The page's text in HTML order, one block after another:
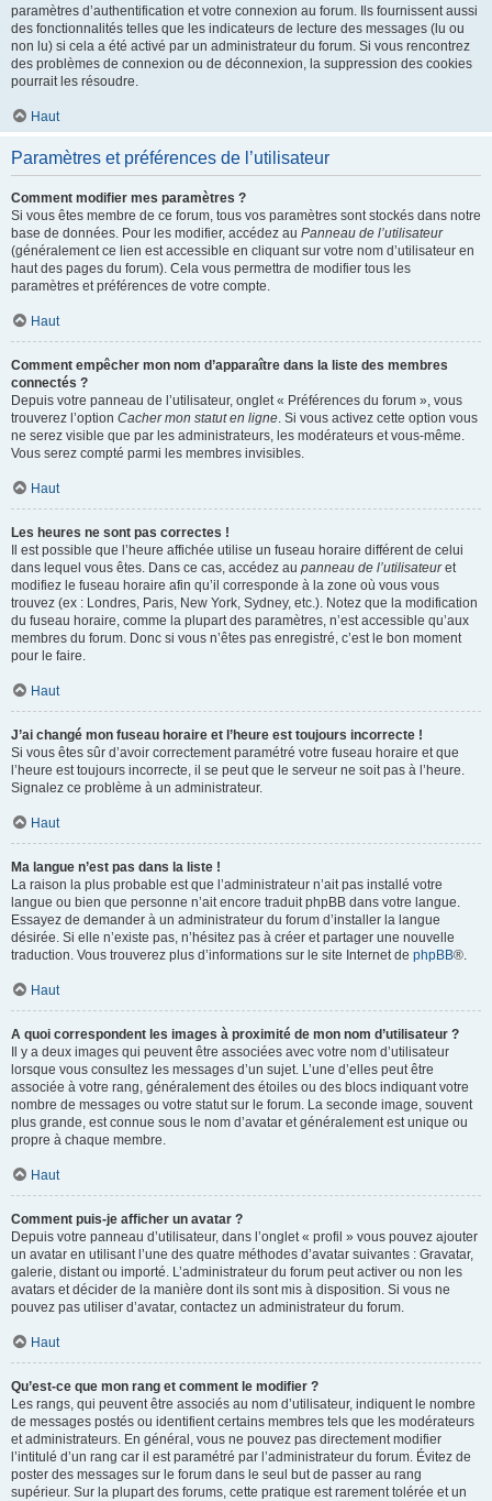
paramètres d’authentification et votre connexion au forum. Ils fournissent aussi
des fonctionnalités telles que les indicateurs de lecture des messages (lu ou
non lu) si cela a été activé par un administrateur du forum. Si vous rencontrez
des problèmes de connexion ou de déconnexion, la suppression des cookies
pourrait les résoudre.
Haut
Paramètres et préférences de l’utilisateur
Comment modifier mes paramètres ?
Si vous êtes membre de ce forum, tous vos paramètres sont stockés dans notre
base de données. Pour les modifier, accédez au Panneau de l’utilisateur
(généralement ce lien est accessible en cliquant sur votre nom d’utilisateur en
haut des pages du forum). Cela vous permettra de modifier tous les
paramètres et préférences de votre compte.
Haut
Comment empêcher mon nom d’apparaître dans la liste des membres
connectés ?
Depuis votre panneau de l’utilisateur, onglet « Préférences du forum », vous
trouverez l’option Cacher mon statut en ligne. Si vous activez cette option vous
ne serez visible que par les administrateurs, les modérateurs et vous-même.
Vous serez compté parmi les membres invisibles.
Haut
Les heures ne sont pas correctes !
Il est possible que l’heure affichée utilise un fuseau horaire différent de celui
dans lequel vous êtes. Dans ce cas, accédez au panneau de l’utilisateuret
modifiez le fuseau horaire afin qu’il corresponde à la zone où vous vous
trouvez (ex : Londres, Paris, New York, Sydney, etc.). Notez que la modification
du fuseau horaire, comme la plupart des paramètres, n’est accessible qu’aux
membres du forum. Donc si vous n’êtes pas enregistré, c’est le bon moment
pour le faire.
Haut
J’ai changé mon fuseau horaire et l’heure est toujours incorrecte !
Si vous êtes sûr d’avoir correctement paramétré votre fuseau horaire et que
l’heure est toujours incorrecte, il se peut que le serveur ne soit pas à l’heure.
Signalez ce problème à un administrateur.
Haut
Ma langue n’est pas dans la liste !
La raison la plus probable est que l’administrateur n’ait pas installé votre
langue ou bien que personne n’ait encore traduit phpBB dans votre langue.
Essayez de demander à un administrateur du forum d’installer la langue
désirée. Si elle n’existe pas, n’hésitez pas à créer et partager une nouvelle
traduction. Vous trouverez plus d’informations sur le site Internet de phpBB®.
Haut
A quoi correspondent les images à proximité de mon nom d’utilisateur ?
Il y a deux images qui peuvent être associées avec votre nom d’utilisateur
lorsque vous consultez les messages d’un sujet. L’une d’elles peut être
associée à votre rang, généralement des étoiles ou des blocs indiquant votre
nombre de messages ou votre statut sur le forum. La seconde image, souvent
plus grande, est connue sous le nom d’avatar et généralement est unique ou
propre à chaque membre.
Haut
Comment puis-je afficher un avatar ?
Depuis votre panneau d’utilisateur, dans l’onglet « profil » vous pouvez ajouter
un avatar en utilisant l’une des quatre méthodes d’avatar suivantes : Gravatar,
galerie, distant ou importé. L’administrateur du forum peut activer ou non les
avatars et décider de la manière dont ils sont mis à disposition. Si vous ne
pouvez pas utiliser d’avatar, contactez un administrateur du forum.
Haut
Qu’est-ce que mon rang et comment le modifier ?
Les rangs, qui peuvent être associés au nom d’utilisateur, indiquent le nombre
de messages postés ou identifient certains membres tels que les modérateurs
et administrateurs. En général, vous ne pouvez pas directement modifier
l’intitulé d’un rang car il est paramétré par l’administrateur du forum. Évitez de
poster des messages sur le forum dans le seul but de passer au rang
supérieur. Sur la plupart des forums, cette pratique est rarement tolérée et un